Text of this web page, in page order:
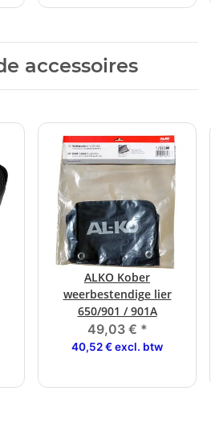
accessoires
ALKO Kober
weerbestendige lier
650/901 / 901A
49,03 € *
40,52 € excl. btw